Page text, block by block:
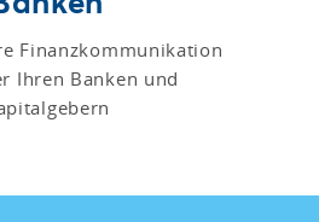
Finanzkommunikation
Ihren Banken und